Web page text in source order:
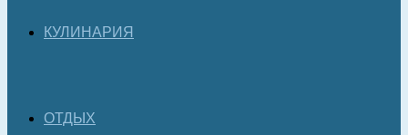
КУЛИНАРИЯ
ОТДЫХ